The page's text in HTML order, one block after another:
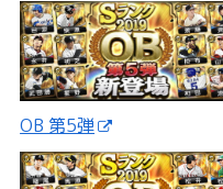
OB 第5弾